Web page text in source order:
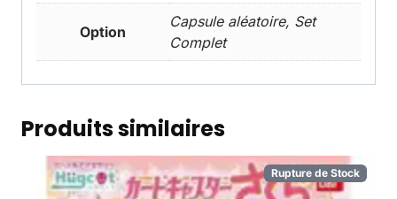
Option
Capsule aléatoire, Set
Complet
Produits similaires
Rupture de Stock